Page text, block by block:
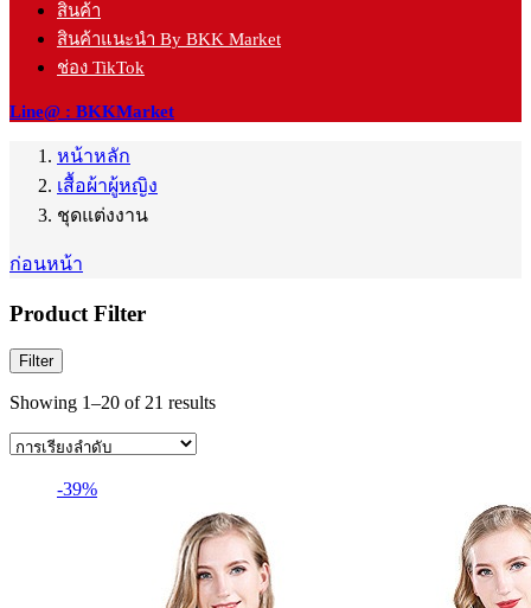
สินค้า
สินค้าแนะนำ By BKK Market
ช่อง TikTok
Line@ : BKKMarket
หน้าหลัก
เสื้อผ้าผู้หญิง
ชุดแต่งงาน
ก่อนหน้า
Product Filter
Filter
Showing 1–20 of 21 results
-39%